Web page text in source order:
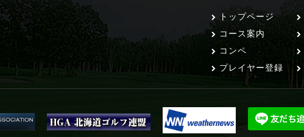
トップページ
コース案内
コンペ
プレイヤー登録